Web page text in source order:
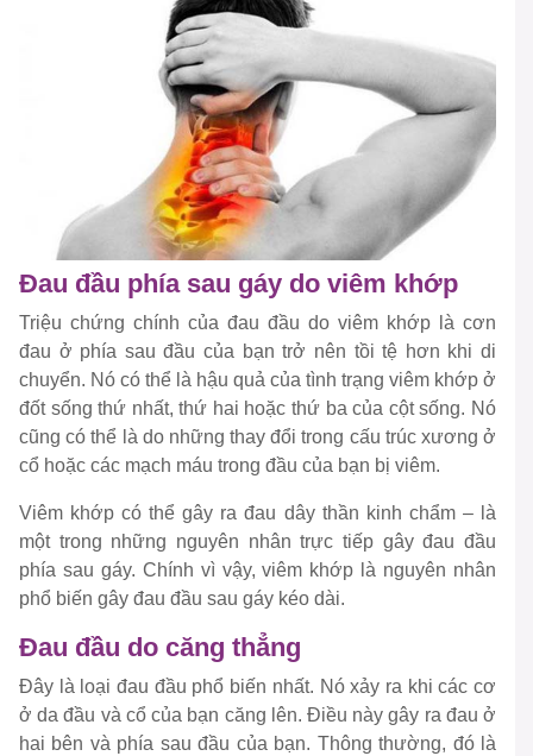
Đau đầu phía sau gáy do viêm khớp
Triệu chứng chính của đau đầu do viêm khớp là cơn
đau ở phía sau đầu của bạn trở nên tồi tệ hơn khi di
chuyển. Nó có thể là hậu quả của tình trạng viêm khớp ở
đốt sống thứ nhất, thứ hai hoặc thứ ba của cột sống. Nó
cũng có thể là do những thay đổi trong cấu trúc xương ở
cổ hoặc các mạch máu trong đầu của bạn bị viêm.
Viêm khớp có thể gây ra đau dây thần kinh chẩm – là
một trong những nguyên nhân trực tiếp gây đau đầu
phía sau gáy. Chính vì vậy, viêm khớp là nguyên nhân
phổ biến gây đau đầu sau gáy kéo dài.
Đau đầu do căng thẳng
Đây là loại đau đầu phổ biến nhất. Nó xảy ra khi các cơ
ở da đầu và cổ của bạn căng lên. Điều này gây ra đau ở
hai bên và phía sau đầu của bạn. Thông thường, đó là